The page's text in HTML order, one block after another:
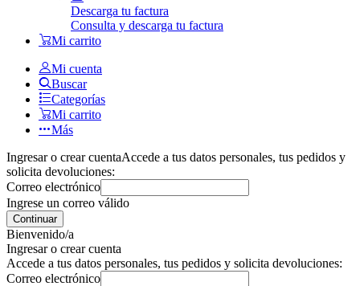
Descarga tu factura
Consulta y descarga tu factura
Mi carrito
Mi cuenta
Buscar
Categorías
Mi carrito
Más
Ingresar o crear cuentaAccede a tus datos personales, tus pedidos y
solicita devoluciones:
Correo electrónico
Ingrese un correo válido
Continuar
Bienvenido/a
Ingresar o crear cuenta
Accede a tus datos personales, tus pedidos y solicita devoluciones:
Correo electrónico